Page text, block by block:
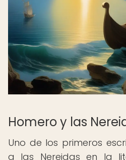
Homero y las
Uno de los primeros
a las Nereidas en la